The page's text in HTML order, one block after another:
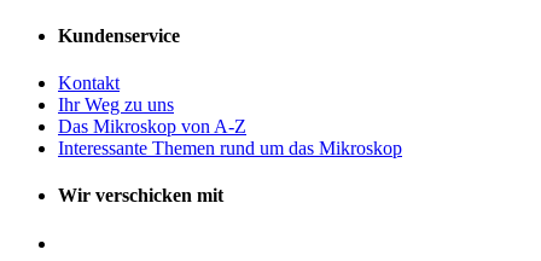
Kundenservice
Kontakt
Ihr Weg zu uns
Das Mikroskop von A-Z
Interessante Themen rund um das Mikroskop
Wir verschicken mit